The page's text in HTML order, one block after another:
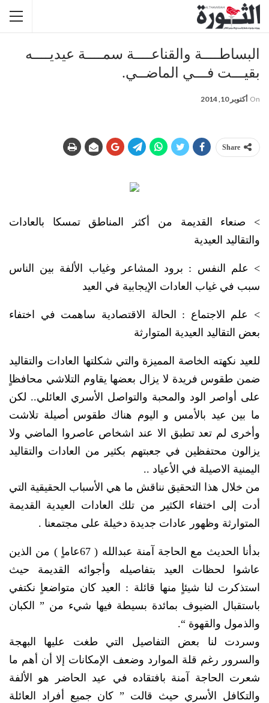
البساطــــة والقناعــــة سمــــة عيديــــه
بقيـــت فـــي الماضــي.
On أكتوبر 10, 2014
Share
> صنعاء القديمة من أكثر المناطق تمسكا بالعادات
والتقاليد العيدية
> علم النفس : برود المشاعر وغياب الألفة بين الناس
سبب في غياب العادات الإيجابية في العيد
> علم الاجتماع : الحالة الاقتصادية ساهمت في اختفاء
بعض التقاليد العيدية المتوارثة
للعيد نكهته الخاصة المميزة والتي شكلتها العادات والتقاليد
ضمن طقوس فريدة لا يزال بعضها يقاوم التلاشي محافظاٍ
على أواصر الود والمحبة والتواصل الأسري العائلي.. لكن
ما بين عيد بالأمس و اليوم هناك طقوس أصيلة تلاشت
وأخرى لم تعد تطبق الا عند اشخاص عاصروا الماضي ولا
يزالون محتفظين في جعبتهم بكثير من العادات والتقاليد
اليمنية الاصيلة في الأعياد ..
من خلال هذا التحقيق نناقش ما هي الأسباب الحقيقية التي
أدت إلى اختفاء الكثير من تلك العادات العيدية القديمة
المتوارثة وظهور عادات جديدة دخيلة على مجتمعنا .
بدأنا الحديث مع الحاجة آمنة عبدالله ( 67عاماٍ ) من الذين
عاشوا لحظات العيد بتفاصيله وأجوائه القديمة حيث
استذكرت لنا شيئاٍ منها قائلة : العيد كان متواضعاٍ نكتفي
باستقبال الضيوف بمائدة بسيطة فيها شيء من ” الكبان
والذمول والقهوة “.
وسردت لنا بعض التفاصيل التي طغت عليها البهجة
والسرور رغم قلة الموارد وضعف الإمكانات إلا أن أهم ما
شعرت الحاجة آمنة بافتقاده في عيد الحاضر هو الألفة
والتكافل الأسري حيث قالت ” كان جميع أفراد العائلة